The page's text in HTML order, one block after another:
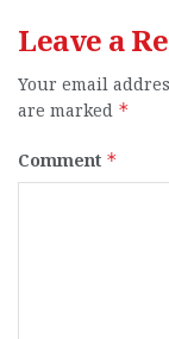
Leave a
Your email
are marked *
Comment *